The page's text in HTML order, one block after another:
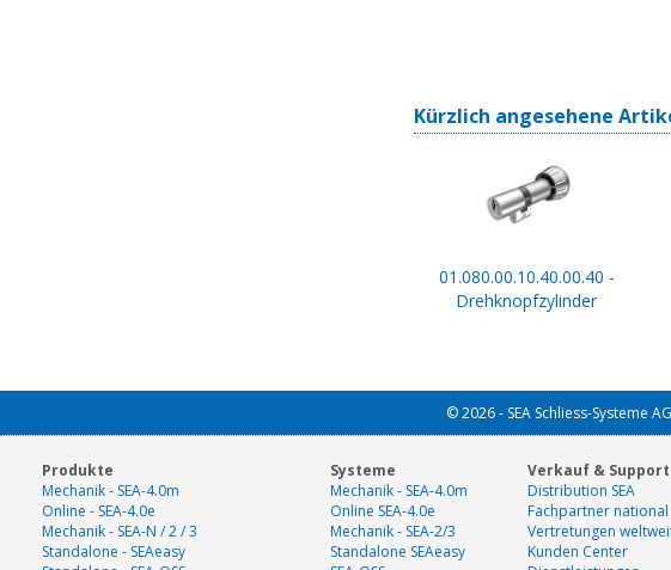
Kürzlich angesehene
01.080.00.10.40.00.40 -
Drehknopfzylinder
© 2026 - SEA Schliess-Systeme
Produkte
Mechanik - SEA-4.0m
Online - SEA-4.0e
Mechanik - SEA-N / 2 / 3
Standalone - SEAeasy
Systeme
Mechanik - SEA-4.0m
Online SEA-4.0e
Mechanik - SEA-2/3
Standalone SEAeasy
Verkauf & Support
Distribution SEA
Fachpartner national
Vertretungen
Kunden Center